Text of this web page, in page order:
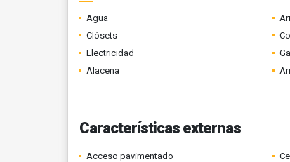
Agua
Clósets
Electricidad
Alacena
Características externas
Acceso pavimentado